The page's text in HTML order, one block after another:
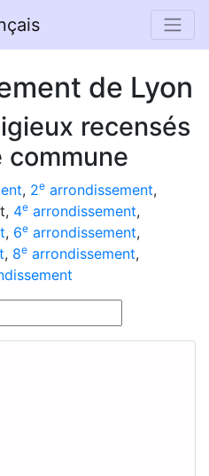
de Lyon
recensés
, 2earrondissement,
4earrondissement,
, 6earrondissement,
, 8e arrondissement,